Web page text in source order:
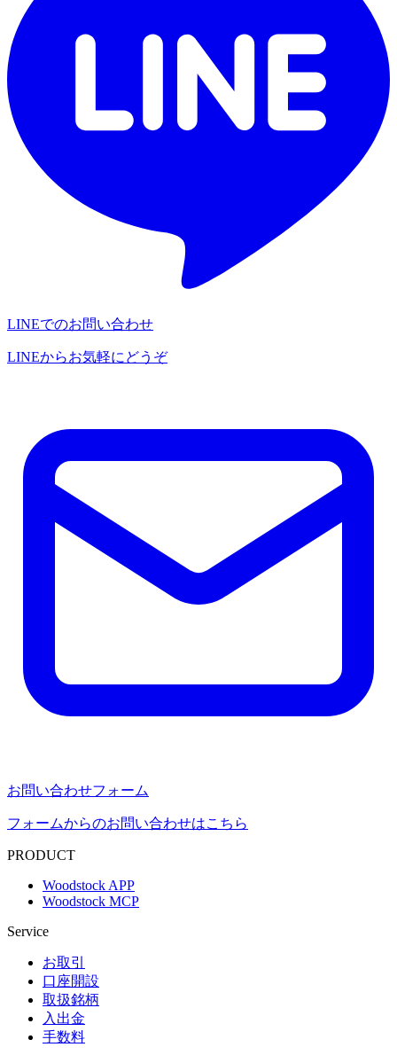
LINEでのお問い合わせ
LINEからお気軽にどうぞ
お問い合わせフォーム
フォームからのお問い合わせはこちら
PRODUCT
Woodstock APP
Woodstock MCP
Service
お取引
口座開設
取扱銘柄
入出金
手数料